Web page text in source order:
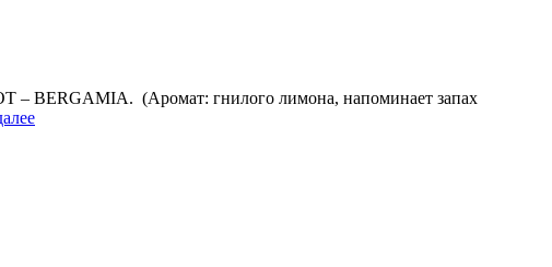
– BERGAMIA. (Аромат: гнилого лимона, напоминает запах